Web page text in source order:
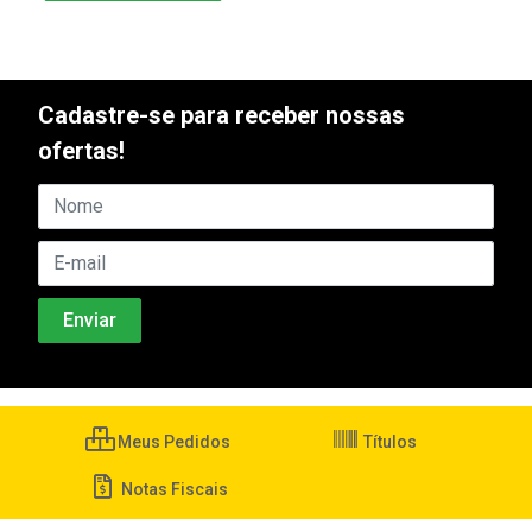
Cadastre-se para receber nossas
ofertas!
Meus Pedidos Títulos
Notas Fiscais